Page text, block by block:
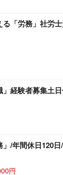
「労務」社労
」経験者募集土
/年間休日120
円